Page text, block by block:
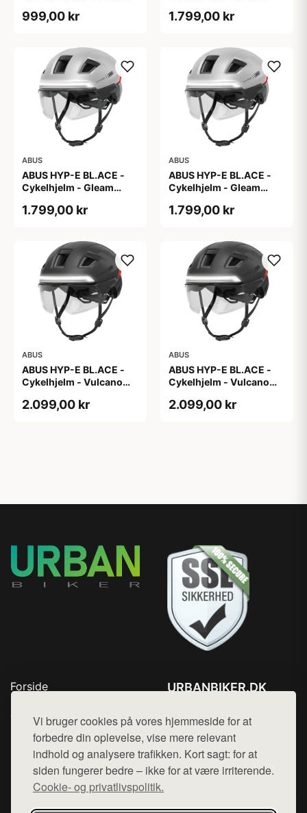
Vi bruger cookies på vores hjemmeside for at
forbedre din oplevelse, vise mere relevant
indhold og analysere trafikken. Kort sagt: for at
siden fungerer bedre – ikke for at være irriterende.
Cookie- og privatlivspolitik.
999,00 kr 1.799,00 kr
ABUS
ABUS HYP-E BL.ACE -
Cykelhjelm - Gleam
1.799,00 kr
ABUS
ABUS HYP-E BL.ACE -
Cykelhjelm - Gleam
1.799,00 kr
ABUS
ABUS HYP-E BL.ACE -
Cykelhjelm - Vulcano
2.099,00 kr
ABUS
ABUS HYP-E BL.ACE -
Cykelhjelm - Vulcano
2.099,00 kr
Forside
Top Rabatter
Blog
Kontakt
URBANBIKER.DK
Mail: hej@want.dk
Cookie- og privatlivspolitik